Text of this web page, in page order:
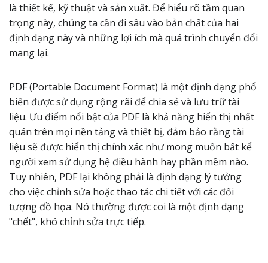
là thiết kế, kỹ thuật và sản xuất. Để hiểu rõ tầm quan
trọng này, chúng ta cần đi sâu vào bản chất của hai
định dạng này và những lợi ích mà quá trình chuyển đổi
mang lại.
PDF (Portable Document Format) là một định dạng phổ
biến được sử dụng rộng rãi để chia sẻ và lưu trữ tài
liệu. Ưu điểm nổi bật của PDF là khả năng hiển thị nhất
quán trên mọi nền tảng và thiết bị, đảm bảo rằng tài
liệu sẽ được hiển thị chính xác như mong muốn bất kể
người xem sử dụng hệ điều hành hay phần mềm nào.
Tuy nhiên, PDF lại không phải là định dạng lý tưởng
cho việc chỉnh sửa hoặc thao tác chi tiết với các đối
tượng đồ họa. Nó thường được coi là một định dạng
"chết", khó chỉnh sửa trực tiếp.